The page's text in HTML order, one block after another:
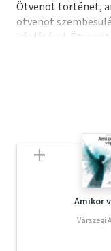
Ötvenöt történet,
ötvenöt
kérdésével.
"Aki arra veszi
döntéséért
bárhogyan
szörnyetegeket
sikerülhet, ha látjuk
Amikor
Várszegi